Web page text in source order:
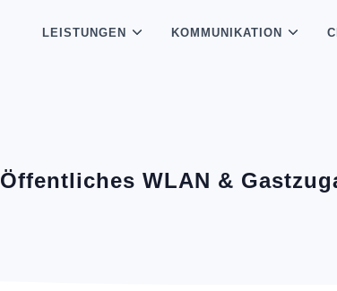
LEISTUNGEN KOMMUNIKATION
Öffentliches WLAN &